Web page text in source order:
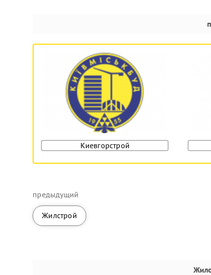
Киевгорстрой
предыдущий
Жилстрой